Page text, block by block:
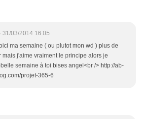
31/03/2014 16:05
ma semaine ( ou plutot mon wd ) plus de
mais j'aime vraiment le principe alors je
semaine à toi bises angel<br /> http://ab-
projet-365-6